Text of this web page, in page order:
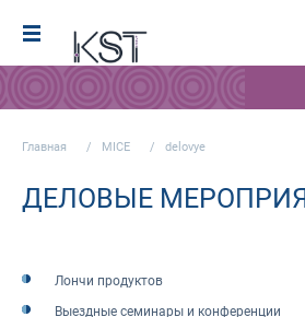
Главная MICE delovye
ДЕЛОВЫЕ
Лончи продуктов
Выездные семинары и конференции